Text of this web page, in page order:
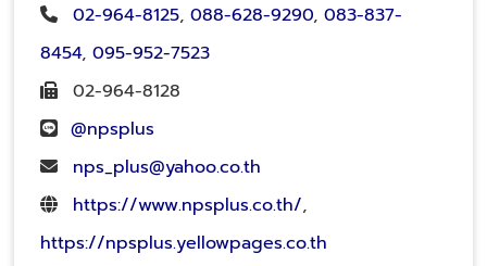
02-964-8125, 088-628-9290, 083-837-
8454, 095-952-7523
02-964-8128
@npsplus
nps_plus@yahoo.co.th
https://www.npsplus.co.th/,
https://npsplus.yellowpages.co.th